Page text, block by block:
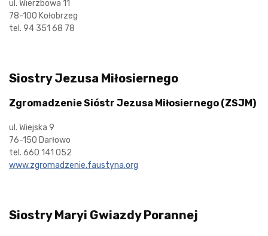
ul. Wierzbowa 11
78-100 Kołobrzeg
tel. 94 351 68 78
Siostry Jezusa Miłosiernego
Zgromadzenie Sióstr Jezusa Miłosiernego (ZSJM)
ul. Wiejska 9
76-150 Darłowo
tel. 660 141 052
www.zgromadzenie.faustyna.org
Siostry Maryi Gwiazdy Porannej